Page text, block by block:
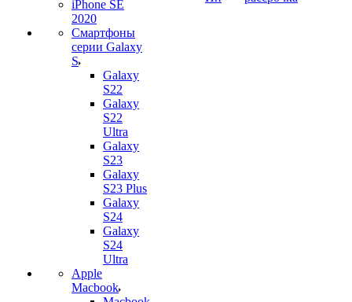
iPhone SE
2020
Смартфоны
серии Galaxy
S
Galaxy
S22
Galaxy
S22
Ultra
Galaxy
S23
Galaxy
S23 Plus
Galaxy
S24
Galaxy
S24
Ultra
Apple
Macbook